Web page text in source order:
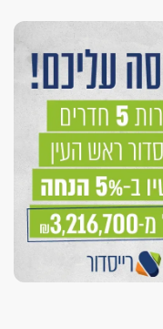
ההדמיות להמחשה בלבד | ההטבה הינה לדירות 5 חדרים
לעצור את המבצע